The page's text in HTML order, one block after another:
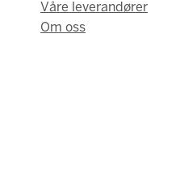
Våre leverandører
Om oss